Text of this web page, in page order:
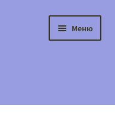
Меню